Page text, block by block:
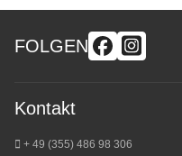
FOLGEN
Kontakt
+ 49 (355) 486 98 306